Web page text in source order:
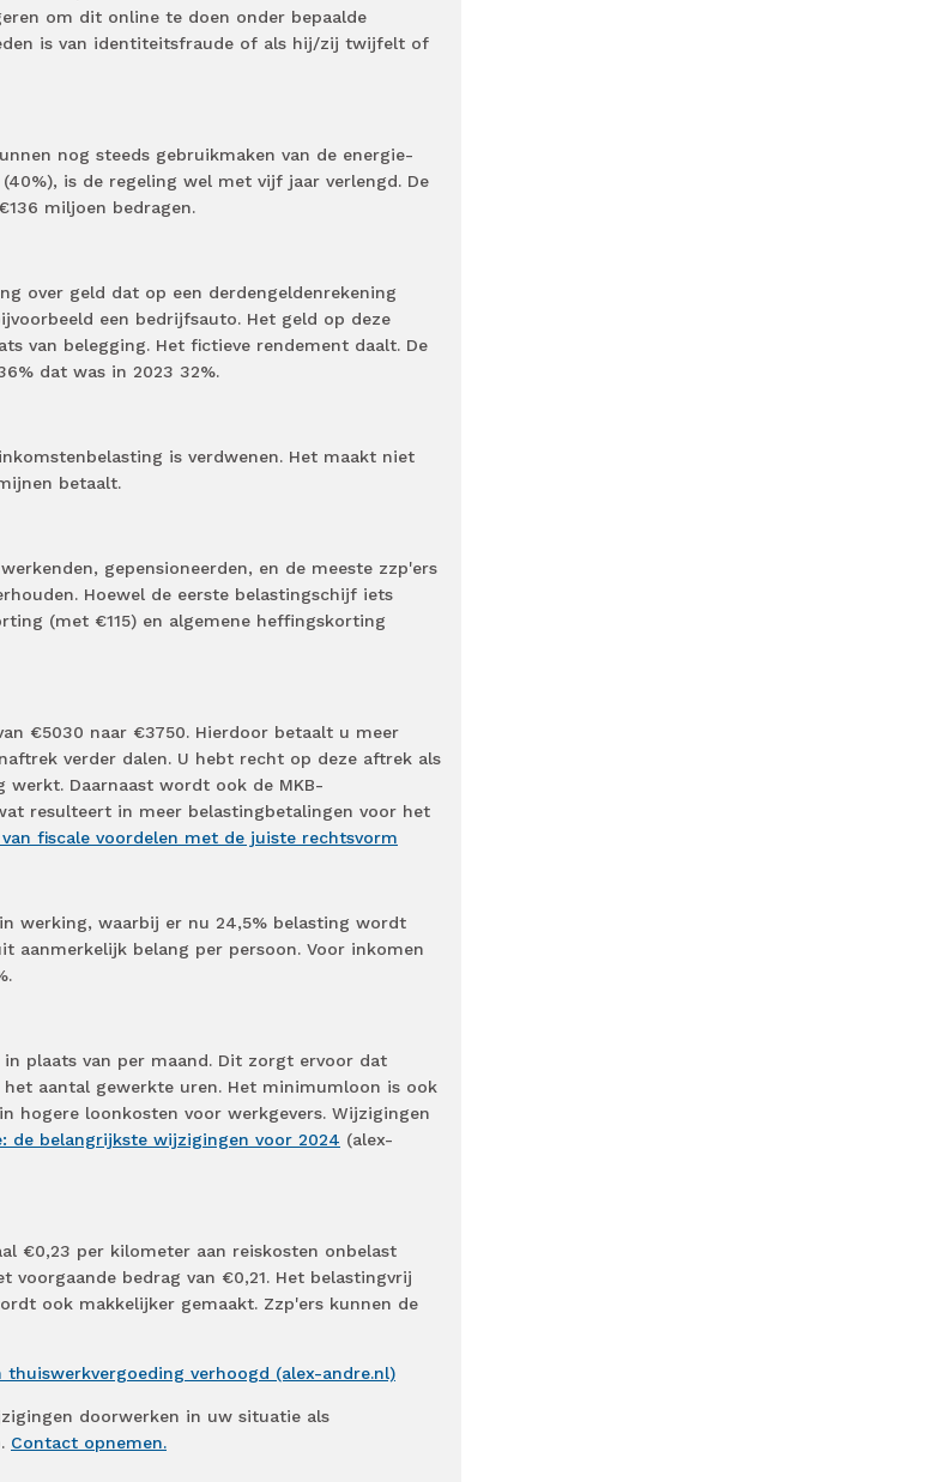
om dit online te doen onder bepaalde
is van identiteitsfraude of als hij/zij twijfelt of
nog steeds gebruikmaken van de energie-
is de regeling wel met vijf jaar verlengd. De
miljoen bedragen.
over geld dat op een derdengeldenrekening
een bedrijfsauto. Het geld op deze
van belegging. Het fictieve rendement daalt. De
dat was in 2023 32%.
is verdwenen. Het maakt niet
betaalt.
gepensioneerden, en de meeste zzp'ers
Hoewel de eerste belastingschijf iets
(met €115) en algemene heffingskorting
€5030 naar €3750. Hierdoor betaalt u meer
verder dalen. U hebt recht op deze aftrek als
Daarnaast wordt ook de MKB-
resulteert in meer belastingbetalingen voor het
fiscale voordelen met de juiste rechtsvorm
werking, waarbij er nu 24,5% belasting wordt
aanmerkelijk belang per persoon. Voor inkomen
plaats van per maand. Dit zorgt ervoor dat
aantal gewerkte uren. Het minimumloon is ook
hogere loonkosten voor werkgevers. Wijzigingen
de belangrijkste wijzigingen voor 2024 (alex-
€0,23 per kilometer aan reiskosten onbelast
voorgaande bedrag van €0,21. Het belastingvrij
ook makkelijker gemaakt. Zzp'ers kunnen de
thuiswerkvergoeding verhoogd (alex-andre.nl)
doorwerken in uw situatie als
Contact opnemen.